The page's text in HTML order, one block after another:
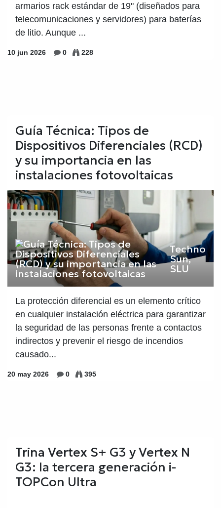
armarios rack estándar de 19" (diseñados para
telecomunicaciones y servidores) para baterías
de litio. Aunque ...
10 jun 2026 0 228
Guía Técnica: Tipos de
Dispositivos Diferenciales (RCD)
y su importancia en las
instalaciones fotovoltaicas
Techno
Sun,
SLU
La protección diferencial es un elemento crítico
en cualquier instalación eléctrica para garantizar
la seguridad de las personas frente a contactos
indirectos y prevenir el riesgo de incendios
causado...
20 may 2026 0 395
Trina Vertex S+ G3 y Vertex N
G3: la tercera generación i-
TOPCon Ultra